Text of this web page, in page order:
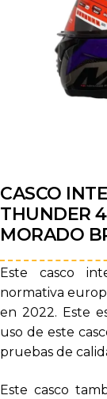
CASCO
THUNDER
MORADO
Este casco
normativa
en 2022. Este
uso de este
pruebas de
Este casco